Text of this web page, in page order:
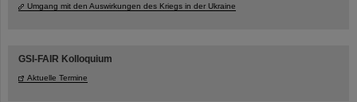
Umgang mit den Auswirkungen des Kriegs in der Ukraine
GSI-FAIR Kolloquium
Aktuelle Termine